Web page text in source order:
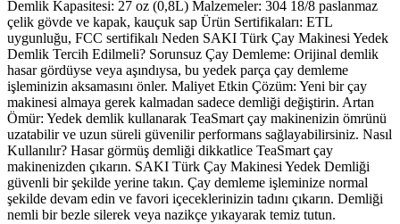
Demlik Kapasitesi: 27 oz (0,8L) Malzemeler: 304 18/8 paslanmaz
çelik gövde ve kapak, kauçuk sap Ürün Sertifikaları: ETL
uygunluğu, FCC sertifikalı Neden SAKI Türk Çay Makinesi Yedek
Demlik Tercih Edilmeli? Sorunsuz Çay Demleme: Orijinal demlik
hasar gördüyse veya aşındıysa, bu yedek parça çay demleme
işleminizin aksamasını önler. Maliyet Etkin Çözüm: Yeni bir çay
makinesi almaya gerek kalmadan sadece demliği değiştirin. Artan
Ömür: Yedek demlik kullanarak TeaSmart çay makinenizin ömrünü
uzatabilir ve uzun süreli güvenilir performans sağlayabilirsiniz. Nasıl
Kullanılır? Hasar görmüş demliği dikkatlice TeaSmart çay
makinenizden çıkarın. SAKI Türk Çay Makinesi Yedek Demliği
güvenli bir şekilde yerine takın. Çay demleme işleminize normal
şekilde devam edin ve favori içeceklerinizin tadını çıkarın. Demliği
nemli bir bezle silerek veya nazikçe yıkayarak temiz tutun.